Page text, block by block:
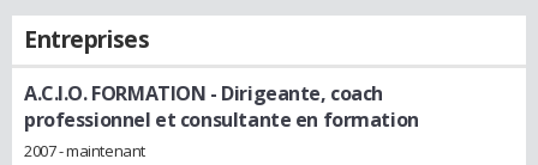
Entreprises
A.C.I.O. FORMATION - Dirigeante, coach
professionnel et consultante en formation
2007 - maintenant